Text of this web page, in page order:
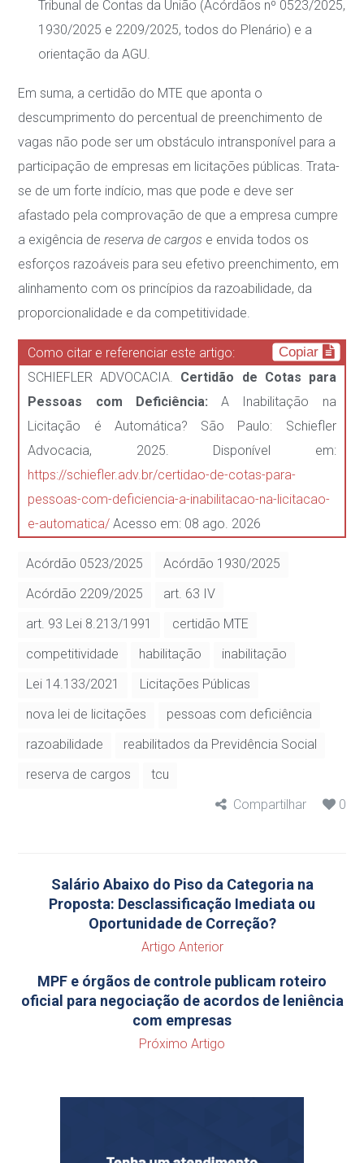
Tribunal de Contas da União (Acórdãos nº 0523/2025,
1930/2025 e 2209/2025, todos do Plenário) e a
orientação da AGU.
Em suma, a certidão do MTE que aponta o
descumprimento do percentual de preenchimento de
vagas não pode ser um obstáculo intransponível para a
participação de empresas em licitações públicas. Trata-
se de um forte indício, mas que pode e deve ser
afastado pela comprovação de que a empresa cumpre
a exigência dereserva de cargos e envida todos os
esforços razoáveis para seu efetivo preenchimento, em
alinhamento com os princípios da razoabilidade, da
proporcionalidade e da competitividade.
Como citar e referenciar este artigo: Copiar
SCHIEFLER ADVOCACIA. Certidão de Cotas para
Pessoas com Deficiência: A Inabilitação na
Licitação é Automática? São Paulo: Schiefler
Advocacia, 2025. Disponível em:
https://schiefler.adv.br/certidao-de-cotas-para-
pessoas-com-deficiencia-a-inabilitacao-na-licitacao-
e-automatica/ Acesso em: 08 ago. 2026
Acórdão 0523/2025
Acórdão 1930/2025
Acórdão 2209/2025
art. 63 IV
art. 93 Lei 8.213/1991
certidão MTE
competitividade
habilitação
inabilitação
Lei 14.133/2021
Licitações Públicas
nova lei de licitações
pessoas com deficiência
razoabilidade
reabilitados da Previdência Social
reserva de cargos
tcu
Compartilhar
0
Salário Abaixo do Piso da Categoria na
Proposta: Desclassificação Imediata ou
Oportunidade de Correção?
Artigo Anterior
MPF e órgãos de controle publicam roteiro
oficial para negociação de acordos de leniência
com empresas
Próximo Artigo